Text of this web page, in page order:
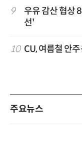
9
우유 감산 협상
선'
10 CU, 여름철 안
주요뉴스